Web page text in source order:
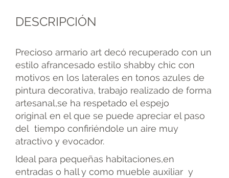
DESCRIPCIÓN
Precioso armario art decó recuperado con un
estilo afrancesado estilo shabby chic con
motivos en los laterales en tonos azules de
pintura decorativa, trabajo realizado de forma
artesanal,se ha respetado el espejo
original en el que se puede apreciar el paso
del tiempo confiriéndole un aire muy
atractivo y evocador.
Ideal para pequeñas habitaciones,en
entradas o hall y como mueble auxiliar y